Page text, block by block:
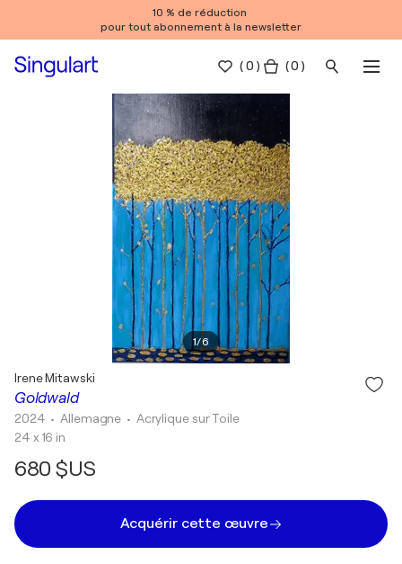
10 % de réduction
pour tout abonnement à la newsletter
(0 ) ( 0 )
1/6
Goldwald
Irene Mitawski
2024 • Allemagne • Acrylique sur Toile
24 x 16 in
680 $US
Acquérir cette œuvre